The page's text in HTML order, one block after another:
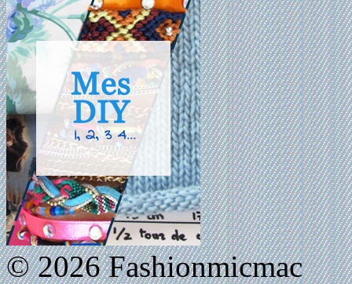
© 2026 Fashionmicmac